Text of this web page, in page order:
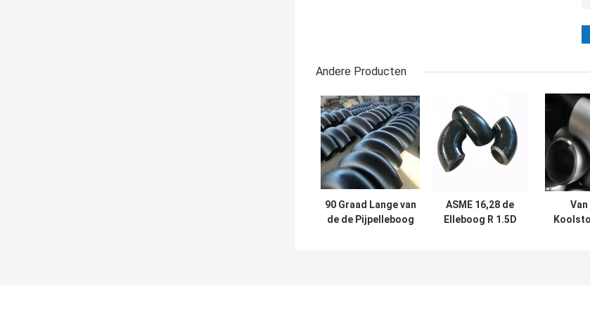
Andere Producten
90 Graad Lange van
de de Pijpelleboog
ASME 16,28 de
Elleboog R 1.5D